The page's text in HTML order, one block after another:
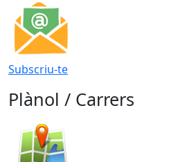
Subscriu-te
Plànol / Carrers